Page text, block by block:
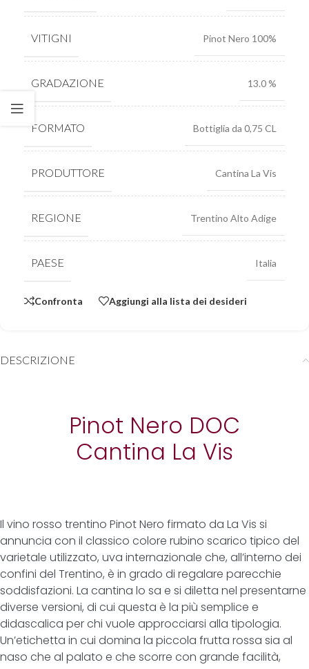
VITIGNI Pinot Nero 100%
GRADAZIONE 13.0 %
FORMATO Bottiglia da 0,75 CL
PRODUTTORE Cantina La Vis
REGIONE Trentino Alto Adige
PAESE Italia
Confronta Aggiungi alla lista dei desideri
DESCRIZIONE
Pinot Nero DOC
Cantina La Vis
Il vino rosso trentino Pinot Nero firmato da La Vis si
annuncia con il classico colore rubino scarico tipico del
varietale utilizzato, uva internazionale che, all’interno dei
confini del Trentino, è in grado di regalare parecchie
soddisfazioni. La cantina lo sa e si diletta nel presentarne
diverse versioni, di cui questa è la più semplice e
didascalica per chi vuole approcciarsi alla tipologia.
Un’etichetta in cui domina la piccola frutta rossa sia al
naso che al palato e che scorre con grande facilità,